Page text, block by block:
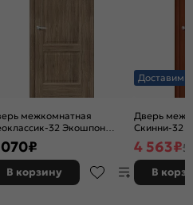
межкомнатная
32 Экошпон
Oak, глухая, кромка
филенчатая
₽
В корзину
Доставим
Дверь
Скинни-32
глухая,
4 563₽5
В